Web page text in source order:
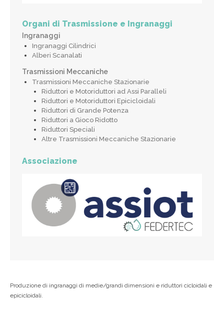
Organi di Trasmissione e Ingranaggi
Ingranaggi
Ingranaggi Cilindrici
Alberi Scanalati
Trasmissioni Meccaniche
Trasmissioni Meccaniche Stazionarie
Riduttori e Motoriduttori ad Assi Paralleli
Riduttori e Motoriduttori Epicicloidali
Riduttori di Grande Potenza
Riduttori a Gioco Ridotto
Riduttori Speciali
Altre Trasmissioni Meccaniche Stazionarie
Associazione
Produzione di ingranaggi di medie/grandi dimensioni e riduttori cicloidali e
epicicloidali.